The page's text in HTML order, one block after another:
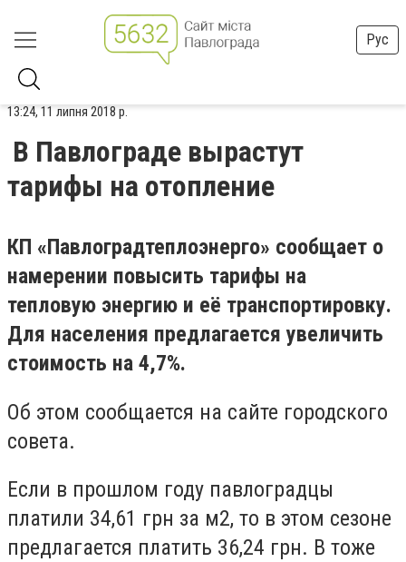
Рус
13:24, 11 липня 2018 р.
В Павлограде вырастут
тарифы на отопление
КП «Павлоградтеплоэнерго» сообщает о
намерении повысить тарифы на
тепловую энергию и её транспортировку.
Для населения предлагается увеличить
стоимость на 4,7%.
Об этом сообщается на сайте городского
совета.
Если в прошлом году павлоградцы
платили 34,61 грн за м2, то в этом сезоне
предлагается платить 36,24 грн. В тоже